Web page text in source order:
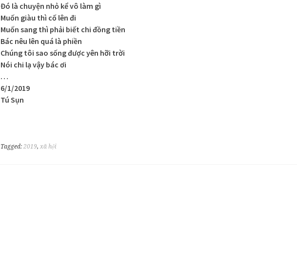
Đó là chuyện nhỏ kể vô làm gì
Muốn giàu thì cố lên đi
Muốn sang thì phải biết chi đồng tiền
Bác nêu lên quá là phiền
Chúng tôi sao sống được yên hỡi trời
Nói chi lạ vậy bác ơi
…
6/1/2019
Tú Sụn
Tagged: 2019, xã hội